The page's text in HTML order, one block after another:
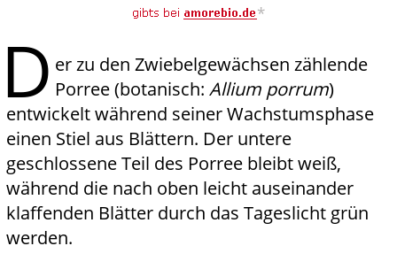
*
D er zu den Zwiebelgewächsen zählende
Porree (botanisch: Allium porrum)
entwickelt während seiner Wachstumsphase
einen Stiel aus Blättern. Der untere
geschlossene Teil des Porree bleibt weiß,
während die nach oben leicht auseinander
klaffenden Blätter durch das Tageslicht grün
werden.